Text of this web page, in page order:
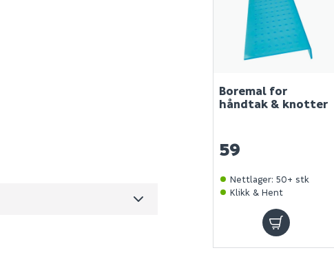
(dm3 per salgsforpakning)
Boremal for
håndtak & knotter
59
Nettlager: 50+ stk
Klikk & Hent